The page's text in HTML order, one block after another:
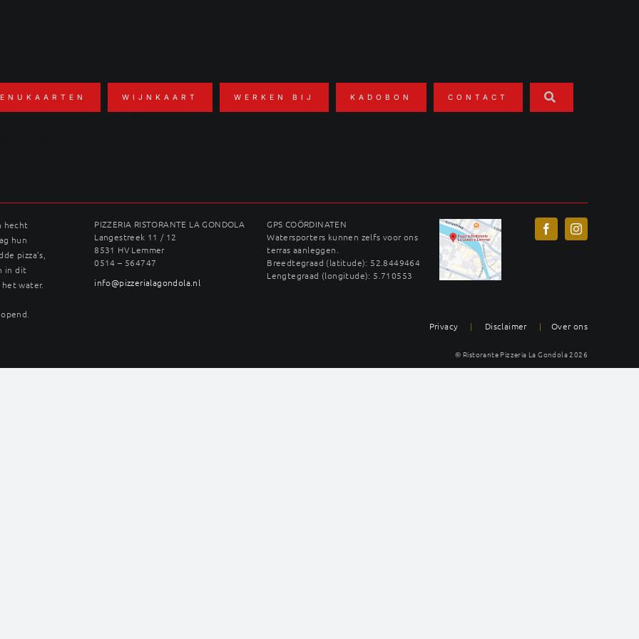
WIJNKAART WERKEN BIJ KADOBON CONTACT
Sergio
hecht
hun
pizza’s,
in dit
water.
PIZZERIA RISTORANTE LA GONDOLA
Langestreek 11 / 12
8531 HV Lemmer
0514 – 564747
info@pizzerialagondola.nl
GPS COÖRDINATEN
Watersporters kunnen zelfs voor ons
terras aanleggen.
Breedtegraad (latitude): 52.8449464
Lengtegraad (longitude): 5.710553
Privacy | Disclaimer | Over ons
© Ristorante Pizzeria La Gondola 2026